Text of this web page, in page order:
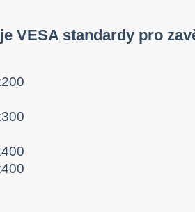
VESA standardy pro